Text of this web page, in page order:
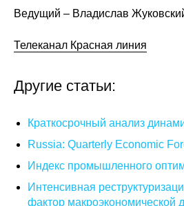
Энергетический
Российско-
Ведущий – Владислав
Телеканал Красная линия
Другие статьи:
Краткосрочный анализ
Russia: Quarterly Economic
Индекс промышленного
Интенсивная
фактор макроэкономической